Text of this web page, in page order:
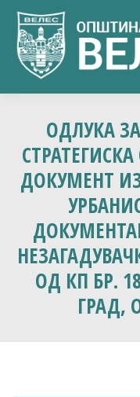
ОДЛУКА
ДОКУМЕНТ
ОД КП БР.
ГРАД,